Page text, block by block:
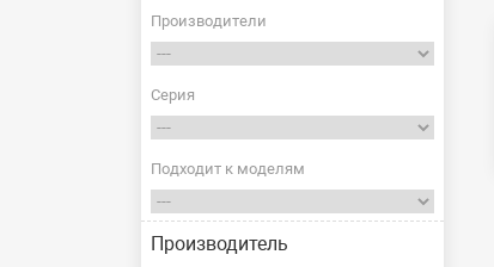
Производители
Серия
Подходит к моделям
Производитель